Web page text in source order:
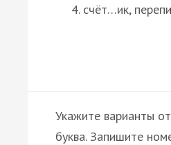
счёт…ик,
Укажите варианты
буква. Запишите